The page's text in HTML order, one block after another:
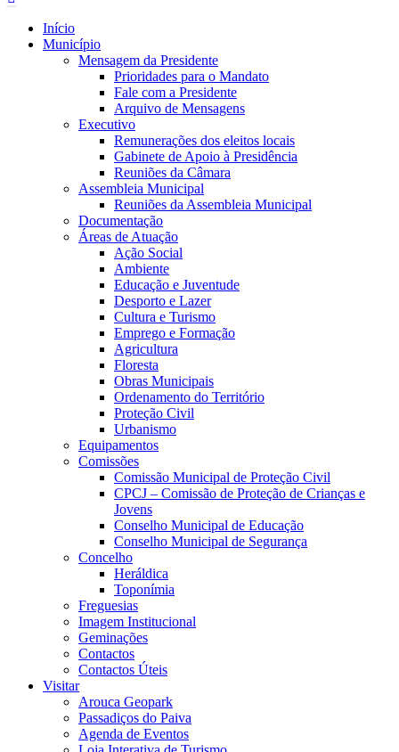
Início
Município
Mensagem da Presidente
Prioridades para o Mandato
Fale com a Presidente
Arquivo de Mensagens
Executivo
Remunerações dos eleitos locais
Gabinete de Apoio à Presidência
Reuniões da Câmara
Assembleia Municipal
Reuniões da Assembleia Municipal
Documentação
Áreas de Atuação
Ação Social
Ambiente
Educação e Juventude
Desporto e Lazer
Cultura e Turismo
Emprego e Formação
Agricultura
Floresta
Obras Municipais
Ordenamento do Território
Proteção Civil
Urbanismo
Equipamentos
Comissões
Comissão Municipal de Proteção Civil
CPCJ – Comissão de Proteção de Crianças e
Jovens
Conselho Municipal de Educação
Conselho Municipal de Segurança
Concelho
Heráldica
Toponímia
Freguesias
Imagem Institucional
Geminações
Contactos
Contactos Úteis
Visitar
Arouca Geopark
Passadiços do Paiva
Agenda de Eventos